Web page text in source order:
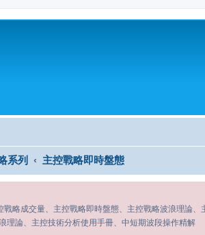
系列 主控戰略即時盤態
略成交量、主控戰略即時盤態、主控戰略波浪理論、
理論、主控技術分析使用手冊、中短期波段操作精解